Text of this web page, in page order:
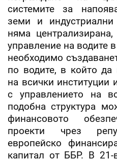
системите за
земи и
няма
управление на водите
необходимо
по водите, в който да
на всички институции
с управлението на
подобна структура
финансовото
проекти чрез
европейско
капитал от ББР. В